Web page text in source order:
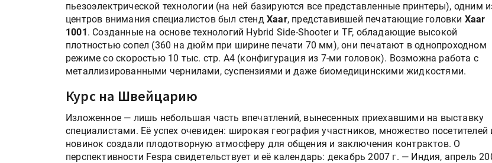
пьезоэлектрической технологии (на ней базируются все представленные принтеры), одним
центров внимания специалистов был стендXaar, представившей печатающие головки Xaar
1001. Созданные на основе технологий Hybrid Side-Shooter и TF, обладающие высокой
плотностью сопел (360 на дюйм при ширине печати 70 мм), они печатают в однопроходном
режиме со скоростью 10 тыс. стр. А4 (конфигурация из 7-ми головок). Возможна работа с
металлизированными чернилами, суспензиями и даже биомедицинскими жидкостями.
Курс на Швейцарию
Изложенное — лишь небольшая часть впечатлений, вынесенных приехавшими на выставку
специалистами. Её успех очевиден: широкая география участников, множество посетителей
новинок создали плодотворную атмосферу для общения и заключения контрактов. О
перспективности Fespa свидетельствует и её календарь: декабрь 2007 г. — Индия, апрель